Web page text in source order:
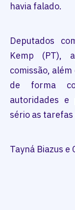
havia falado.
Deputados
Kemp (PT),
comissão,
de forma
autoridades
sério as tarefas
Tayná Biazus e